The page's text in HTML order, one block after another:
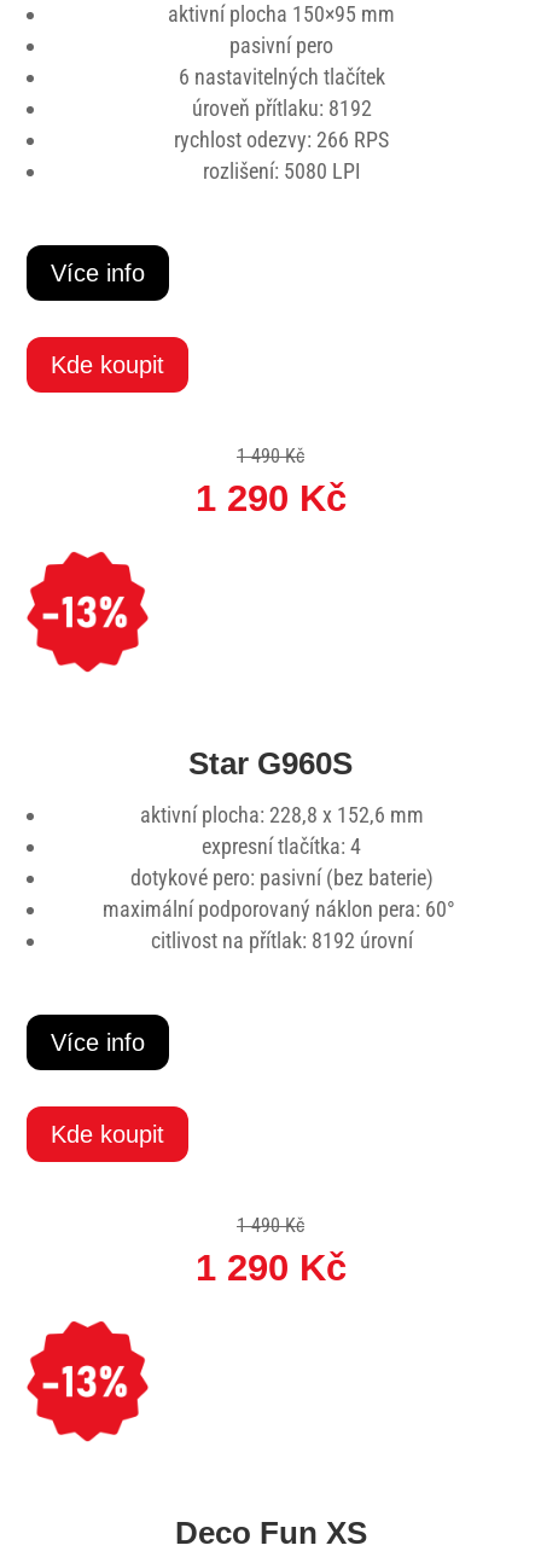
aktivní plocha 150×95 mm
pasivní pero
6 nastavitelných tlačítek
úroveň přítlaku: 8192
rychlost odezvy: 266 RPS
rozlišení: 5080 LPI
Více info
Kde koupit
1 490 Kč
1 290 Kč
Star G960S
aktivní plocha: 228,8 x 152,6 mm
expresní tlačítka: 4
dotykové pero: pasivní (bez baterie)
maximální podporovaný náklon pera: 60°
citlivost na přítlak: 8192 úrovní
Více info
Kde koupit
1 490 Kč
1 290 Kč
Deco Fun XS